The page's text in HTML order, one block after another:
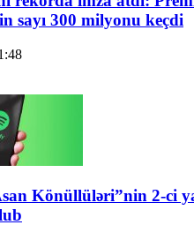
sayı 300 milyonu keçdi
Könüllüləri”nin 2-ci